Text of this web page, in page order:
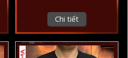
Chi tiết